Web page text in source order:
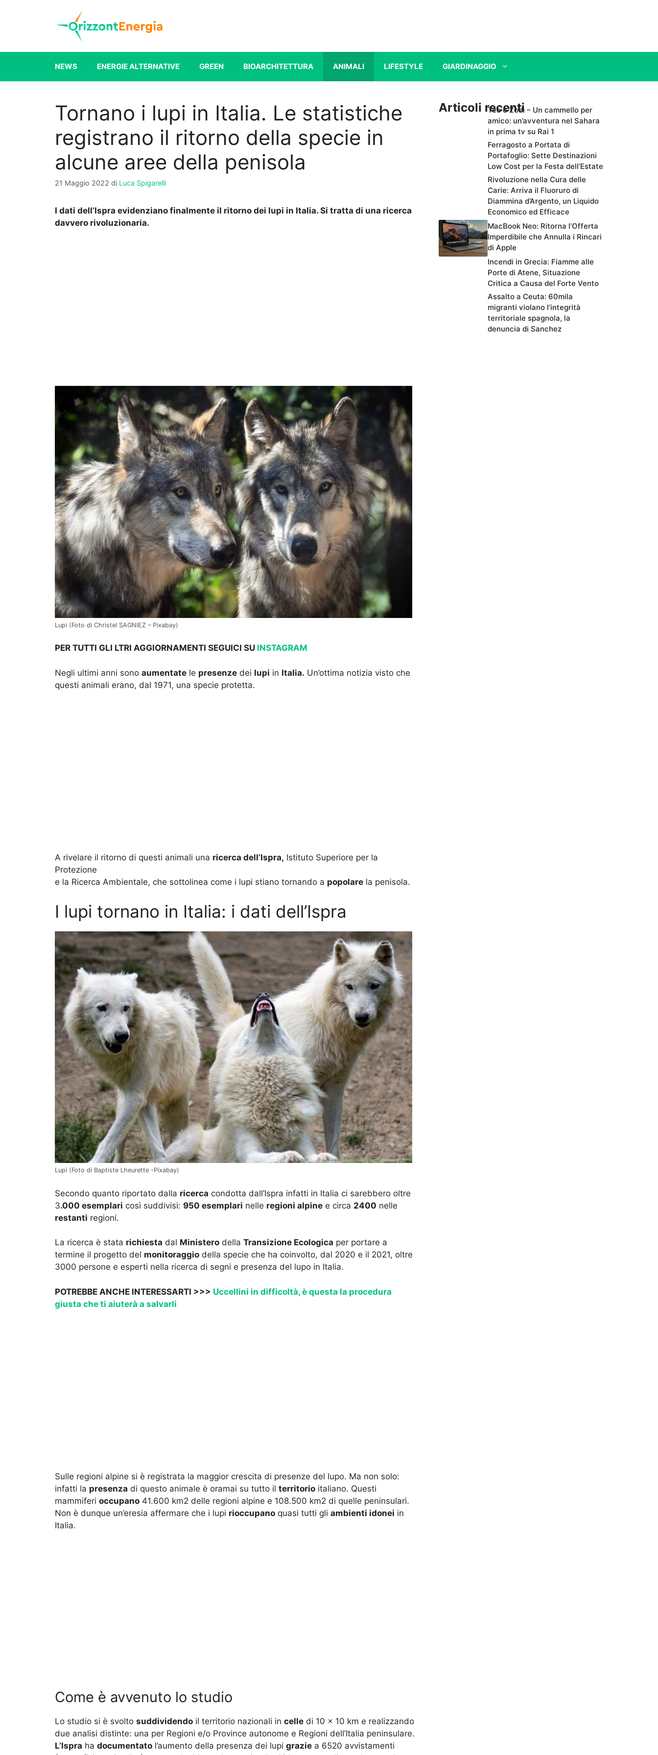
NEWS ENERGIE ALTERNATIVE GREEN BIOARCHITETTURA ANIMALI LIFESTYLE GIARDINAGGIO
Tornano i lupi in Italia. Le statistiche
registrano il ritorno della specie in
alcune aree della penisola
21 Maggio 2022 di Luca Spigarelli
I dati dell’Ispra evidenziano finalmente il ritorno dei lupi in Italia. Si tratta di una ricerca
davvero rivoluzionaria.
Lupi (Foto di Christel SAGNIEZ – Pixabay)
PER TUTTI GLI LTRI AGGIORNAMENTI SEGUICI SU INSTAGRAM
Negli ultimi anni sono aumentate le presenze dei lupi in Italia. Un’ottima notizia visto che
questi animali erano, dal 1971, una specie protetta.
A rivelare il ritorno di questi animali una ricerca dell’Ispra, Istituto Superiore per la
Protezione
e la Ricerca Ambientale, che sottolinea come i lupi stiano tornando a popolare la penisola.
I lupi tornano in Italia: i dati dell’Ispra
Lupi (Foto di Baptiste Lheurette -Pixabay)
Secondo quanto riportato dalla ricerca condotta dall’Ispra infatti in Italia ci sarebbero oltre
3.000 esemplari così suddivisi: 950 esemplari nelle regioni alpine e circa 2400 nelle
restanti regioni.
La ricerca è stata richiesta dal Ministero della Transizione Ecologica per portare a
termine il progetto del monitoraggio della specie che ha coinvolto, dal 2020 e il 2021, oltre
3000 persone e esperti nella ricerca di segni e presenza del lupo in Italia.
POTREBBE ANCHE INTERESSARTI >>> Uccellini in difficoltà, è questa la procedura
giusta che ti aiuterà a salvarli
Sulle regioni alpine si è registrata la maggior crescita di presenze del lupo. Ma non solo:
infatti la presenza di questo animale è oramai su tutto il territorio italiano. Questi
mammiferi occupano 41.600 km2 delle regioni alpine e 108.500 km2 di quelle peninsulari.
Non è dunque un’eresia affermare che i lupi rioccupano quasi tutti gli ambienti idonei in
Italia.
Come è avvenuto lo studio
Lo studio si è svolto suddividendo il territorio nazionali in celle di 10 x 10 km e realizzando
due analisi distinte: una per Regioni e/o Province autonome e Regioni dell’Italia peninsulare.
L’Ispra ha documentato l’aumento della presenza dei lupi grazie a 6520 avvistamenti
Articoli recentiTeo e Zodì – Un cammello per
amico: un’avventura nel Sahara
in prima tv su Rai 1
Ferragosto a Portata di
Portafoglio: Sette Destinazioni
Low Cost per la Festa dell’Estate
Rivoluzione nella Cura delle
Carie: Arriva il Fluoruro di
Diammina d’Argento, un Liquido
Economico ed Efficace
MacBook Neo: Ritorna l’Offerta
Imperdibile che Annulla i Rincari
di Apple
Incendi in Grecia: Fiamme alle
Porte di Atene, Situazione
Critica a Causa del Forte Vento
Assalto a Ceuta: 60mila
migranti violano l’integrità
territoriale spagnola, la
denuncia di Sanchez